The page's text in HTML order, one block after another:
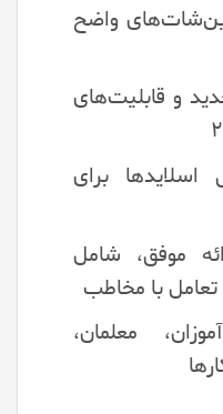
واضح
و قابلیت‌های
برای
موفق، شامل
با مخاطب
معلمان،